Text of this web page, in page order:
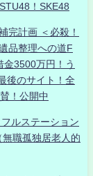
！SKE48
完計画 ＜必殺！
品整理への道F
金3500万円！う
後のサイト！全
！公開中
ルステーション
職孤独居老人的